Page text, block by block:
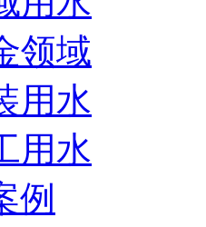
领域
用水
用水
例